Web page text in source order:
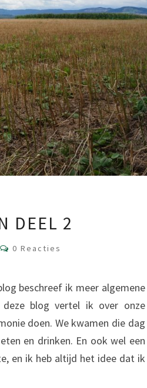
DEEL 2
Reacties
0 Reacties
beschreef ik meer algemene
blog vertel ik over onze
doen. We kwamen die dag
en drinken. En ook wel een
en ik heb altijd het idee dat ik